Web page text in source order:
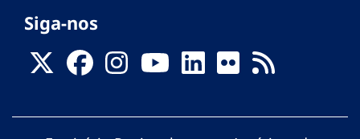
Siga-nos